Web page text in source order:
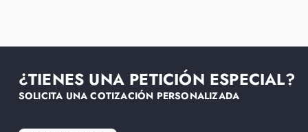
¿TIENES UNA PETICIÓN ESPECIAL?
SOLICITA UNA COTIZACIÓN PERSONALIZADA